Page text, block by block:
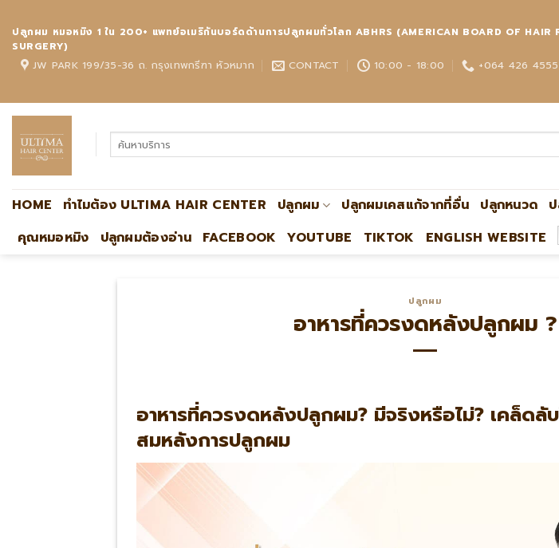
content
ปลูกผม หมอหมิง 1 ใน 200+ แพทย์อเมริกันบอร์ดด้านการปลูกผมทั่วโลก ABHRS (AMERICAN BOARD OF HAIR
SURGERY)
JW PARK 199/35-36 ถ. กรุงเทพกรีฑา หัวหมาก CONTACT 10:00 - 18:00 +064 426 4555
HOME ทำไมต้อง ULTIMA HAIR CENTER ปลูกผม ปลูกผมเคสแก้จากที่อื่น ปลูกหนวด
คุณหมอหมิง
ปลูกผมต้องอ่าน FACEBOOK YOUTUBE TIKTOK ENGLISH WEBSITE
ปลูกผม
อาหารที่ควรงดหลังปลูกผม ?
อาหารที่ควรงดหลังปลูกผม? มีจริงหรือไม่? เคล็ดลั
สมหลังการปลูกผม